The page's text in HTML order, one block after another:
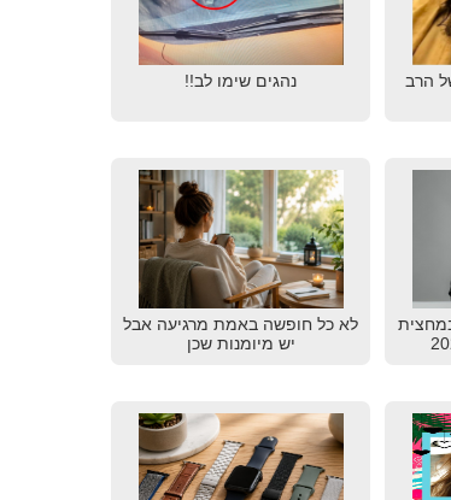
הרב
נהגים שימו לב!!
במחצית
לא כל חופשה באמת מרגיעה אבל
יש מיומנות שכן